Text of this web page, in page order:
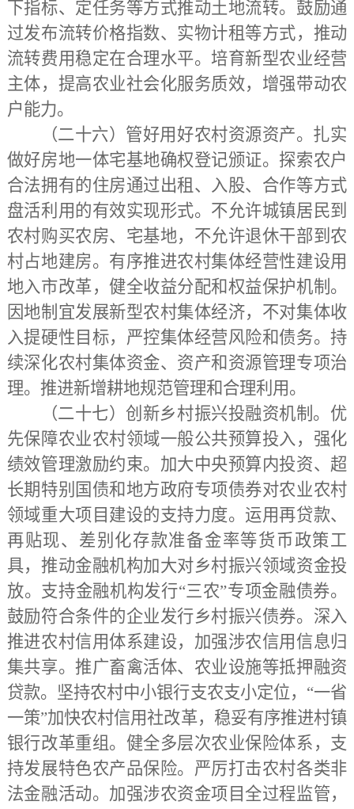
下指标、定任务等方式推动土地流转。鼓励通
过发布流转价格指数、实物计租等方式，推动
流转费用稳定在合理水平。培育新型农业经营
主体，提高农业社会化服务质效，增强带动农
户能力。
（二十六）管好用好农村资源资产。 扎实
做好房地一体宅基地确权登记颁证。探索农户
合法拥有的住房通过出租、入股、合作等方式
盘活利用的有效实现形式。不允许城镇居民到
农村购买农房、宅基地，不允许退休干部到农
村占地建房。有序推进农村集体经营性建设用
地入市改革，健全收益分配和权益保护机制。
因地制宜发展新型农村集体经济，不对集体收
入提硬性目标，严控集体经营风险和债务。持
续深化农村集体资金、资产和资源管理专项治
理。推进新增耕地规范管理和合理利用。
（二十七）创新乡村振兴投融资机制。 优
先保障农业农村领域一般公共预算投入，强化
绩效管理激励约束。加大中央预算内投资、超
长期特别国债和地方政府专项债券对农业农村
领域重大项目建设的支持力度。运用再贷款、
再贴现、差别化存款准备金率等货币政策工
具，推动金融机构加大对乡村振兴领域资金投
放。支持金融机构发行“三农”专项金融债券。
鼓励符合条件的企业发行乡村振兴债券。深入
推进农村信用体系建设，加强涉农信用信息归
集共享。推广畜禽活体、农业设施等抵押融资
贷款。坚持农村中小银行支农支小定位，“一省
一策”加快农村信用社改革，稳妥有序推进村镇
银行改革重组。健全多层次农业保险体系，支
持发展特色农产品保险。严厉打击农村各类非
法金融活动。加强涉农资金项目全过程监管，